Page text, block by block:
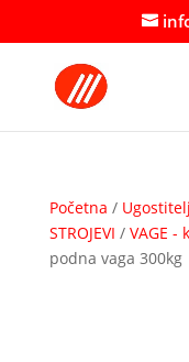
Početna /
STROJEVI / VAGE -
podna vaga 300kg